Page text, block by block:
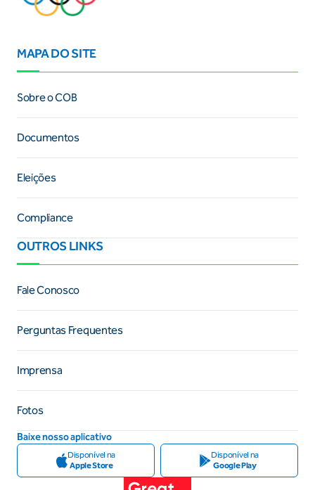
MAPA DO SITE
Sobre o COB
Documentos
Eleições
Compliance
OUTROS LINKS
Fale Conosco
Perguntas Frequentes
Imprensa
Fotos
Baixe nosso aplicativo
Disponível na
Apple Store
Disponível na
Google Play